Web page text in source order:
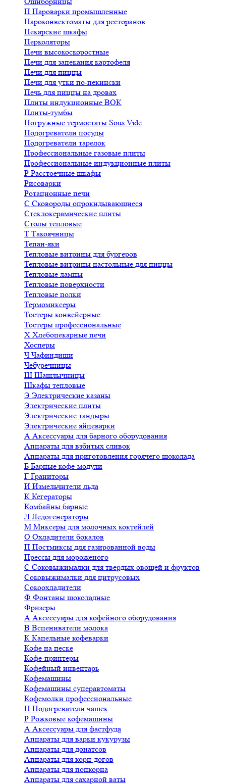
П Пароварки промышленные
Пароконвектоматы для ресторанов
Пекарские шкафы
Перколяторы
Печи высокоскоростные
Печи для запекания картофеля
Печи для пиццы
Печи для утки по-пекински
Печь для пиццы на дровах
Плиты индукционные ВОК
Плиты-тумбы
Погружные термостаты Sous Vide
Подогреватели посуды
Подогреватели тарелок
Профессиональные газовые плиты
Профессиональные индукционные плиты
Р Расстоечные шкафы
Рисоварки
Ротационные печи
С Сковороды опрокидывающиеся
Стеклокерамические плиты
Столы тепловые
Т Такоячницы
Тепан-яки
Тепловые витрины для бургеров
Тепловые витрины настольные для пиццы
Тепловые лампы
Тепловые поверхности
Тепловые полки
Термомиксеры
Тостеры конвейерные
Тостеры профессиональные
Х Хлебопекарные печи
Хосперы
ЧЧафиндиши
Чебуречницы
Ш Шашлычницы
Шкафы тепловые
Э Электрические казаны
Электрические плиты
Электрические тандыры
Электрические яйцеварки
А Аксессуары для барного оборудования
Аппараты для взбитых сливок
Аппараты для приготовления горячего шоколада
Б Барные кофе-модули
Г Граниторы
И Измельчители льда
К Кегераторы
Комбайны барные
Л Ледогенераторы
М Миксеры для молочных коктейлей
О Охладители бокалов
П Постмиксы для газированной воды
Прессы для мороженого
С Соковыжималки для твердых овощей и фруктов
Соковыжималки для цитрусовых
Сокоохладители
Ф Фонтаны шоколадные
Фризеры
А Аксессуары для кофейного оборудования
В Вспениватели молока
К Капельные кофеварки
Кофе на песке
Кофе-принтеры
Кофейный инвентарь
Кофемашины
Кофемашины суперавтоматы
Кофемолки профессиональные
П Подогреватели чашек
Р Рожковые кофемашины
А Аксессуары для фастфуда
Аппараты для варки кукурузы
Аппараты для донатсов
Аппараты для корн-догов
Аппараты для попкорна
Аппараты для сахарной ваты